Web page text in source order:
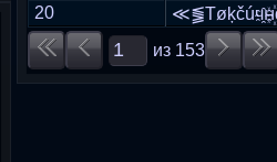
20
из 153